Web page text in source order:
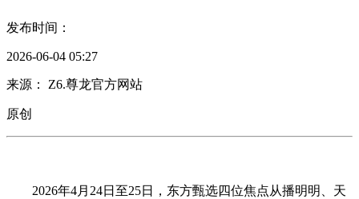
发布时间：
2026-06-04 05:27
来源： Z6.尊龙官方网站
原创
2026年4月24日至25日，东方甄选四位焦点从播明明、天